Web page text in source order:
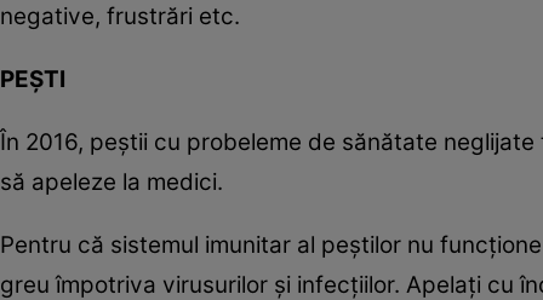
negative, frustrări etc.
PEŞTI
În 2016, peştii cu probeleme de sănătate
să apeleze la medici.
Pentru că sistemul imunitar al peştilor nu
greu împotriva virusurilor şi infecţiilor. Apelaţi cu